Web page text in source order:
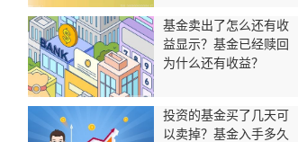
基金卖出了怎么还有收
益显示？基金已经赎回
为什么还有收益？
投资的基金买了几天可
以卖掉？基金入手多久